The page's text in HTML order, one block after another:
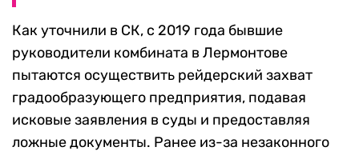
Как уточнили в СК, с 2019 года бывшие
руководители комбината в Лермонтове
пытаются осуществить рейдерский захват
градообразующего предприятия, подавая
исковые заявления в суды и предоставляя
ложные документы. Ранее из-за незаконного